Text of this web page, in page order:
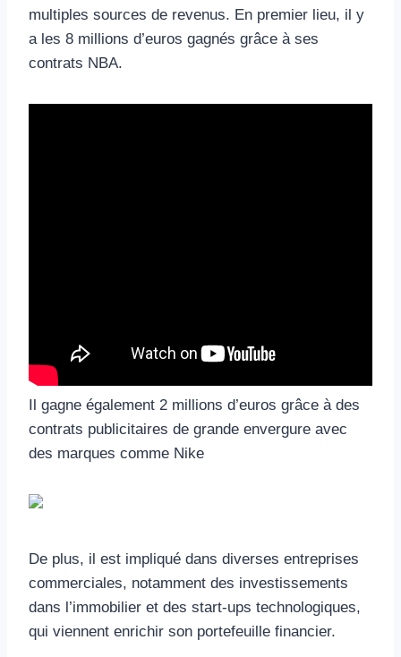
multiples sources de revenus. En premier lieu, il y
a les 8 millions d’euros gagnés grâce à ses
contrats NBA.
Il gagne également 2 millions d’euros grâce à des
contrats publicitaires de grande envergure avec
des marques comme Nike
De plus, il est impliqué dans diverses entreprises
commerciales, notamment des investissements
dans l’immobilier et des start-ups technologiques,
qui viennent enrichir son portefeuille financier.